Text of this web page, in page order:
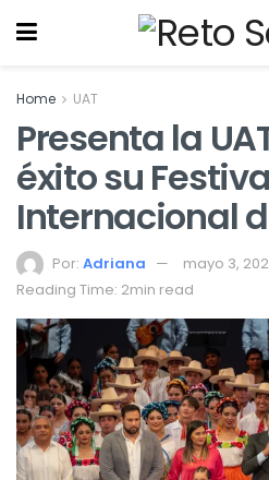
Home UAT
Presenta la
éxito su
Internacional
Por: Adriana
mayo 3,
Reading Time: 2min read